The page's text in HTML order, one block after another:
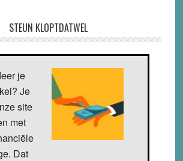
STEUN KLOPTDATWEL
je
Je
site
met
Dat